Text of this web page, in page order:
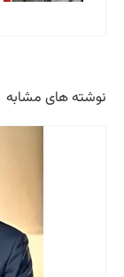
نوشته های مشابه